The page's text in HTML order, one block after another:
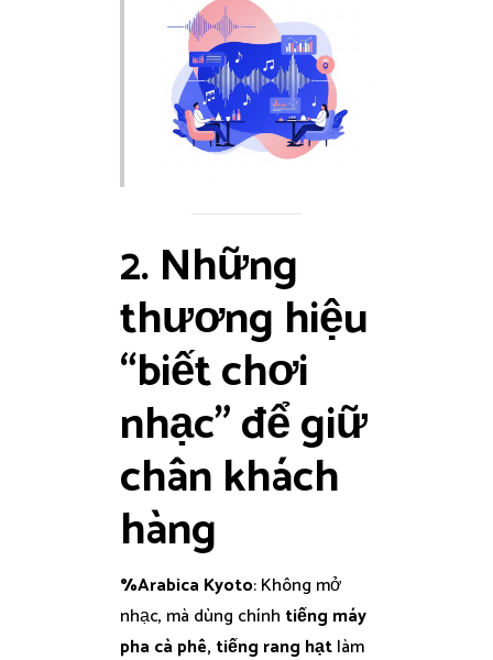
2. Những
thương hiệu
“biết chơi
nhạc” để giữ
chân khách
hàng
%Arabica Kyoto: Không mở
nhạc, mà dùng chính tiếng máy
pha cà phê, tiếng rang hạtlàm